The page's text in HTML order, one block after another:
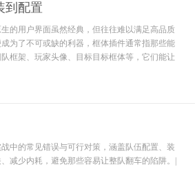
到配置
的用户界面虽然经典，但往往难以满足高品质
为了不可或缺的利器，框体插件通常指那些能
框架、玩家头像、目标目标框体等，它们能让
中的常见错误与可行对策，涵盖队伍配置、装
减少内耗，避免那些容易让整队翻车的陷阱。|